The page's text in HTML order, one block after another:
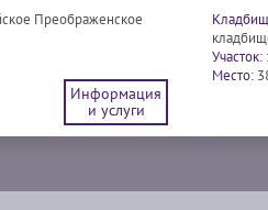
Преображенское
Информация
и услуги
Участок:
Место: